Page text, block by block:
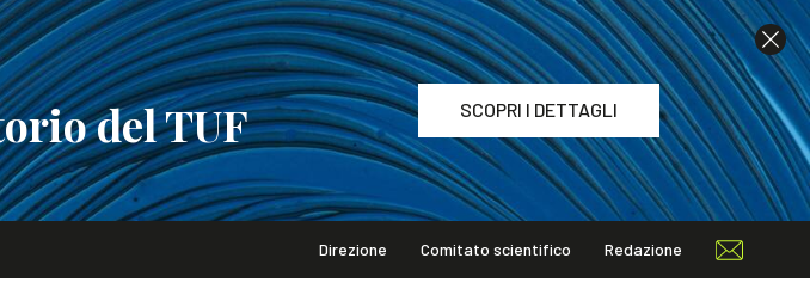
del TUF SCOPRI I DETTAGLI
Direzione Comitato scientifico Redazione